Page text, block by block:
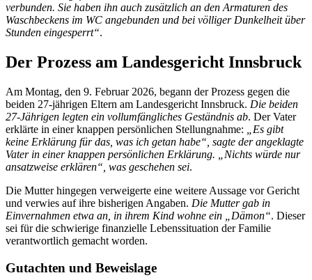
verbunden. Sie haben ihn auch zusätzlich an den Armaturen des
Waschbeckens im WC angebunden und bei völliger Dunkelheit über
Stunden eingesperrt“.
Der Prozess am Landesgericht Innsbruck
Am Montag, den 9. Februar 2026, begann der Prozess gegen die
beiden 27-jährigen Eltern am Landesgericht Innsbruck. Die beiden
27-Jährigen legten ein vollumfängliches Geständnis ab. Der Vater
erklärte in einer knappen persönlichen Stellungnahme:
„Es gibt
keine Erklärung für das, was ich getan habe“, sagte der angeklagte
Vater in einer knappen persönlichen Erklärung. „Nichts würde nur
ansatzweise erklären“, was geschehen sei.
Die Mutter hingegen verweigerte eine weitere Aussage vor Gericht
und verwies auf ihre bisherigen Angaben. Die Mutter gab in
Einvernahmen etwa an, in ihrem Kind wohne ein „Dämon“. Dieser
sei für die schwierige finanzielle Lebenssituation der Familie
verantwortlich gemacht worden.
Gutachten und Beweislage